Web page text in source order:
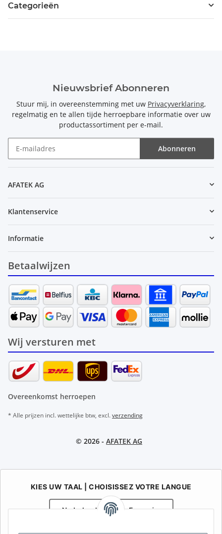
Categorieën
Nieuwsbrief Abonneren
Stuur mij, in overeenstemming met uw Privacyverklaring,
regelmatig en te allen tijde herroepbare informatie over uw
productassortiment per e-mail.
Abonneren
AFATEK AG
Klantenservice
Informatie
Betaalwijzen
Wij versturen met
Overeenkomst herroepen
* Alle prijzen incl. wettelijke btw, excl.verzending
© 2026 - AFATEK AG
KIES UW TAAL | CHOISISSEZ VOTRE LANGUE
Nederlands Français